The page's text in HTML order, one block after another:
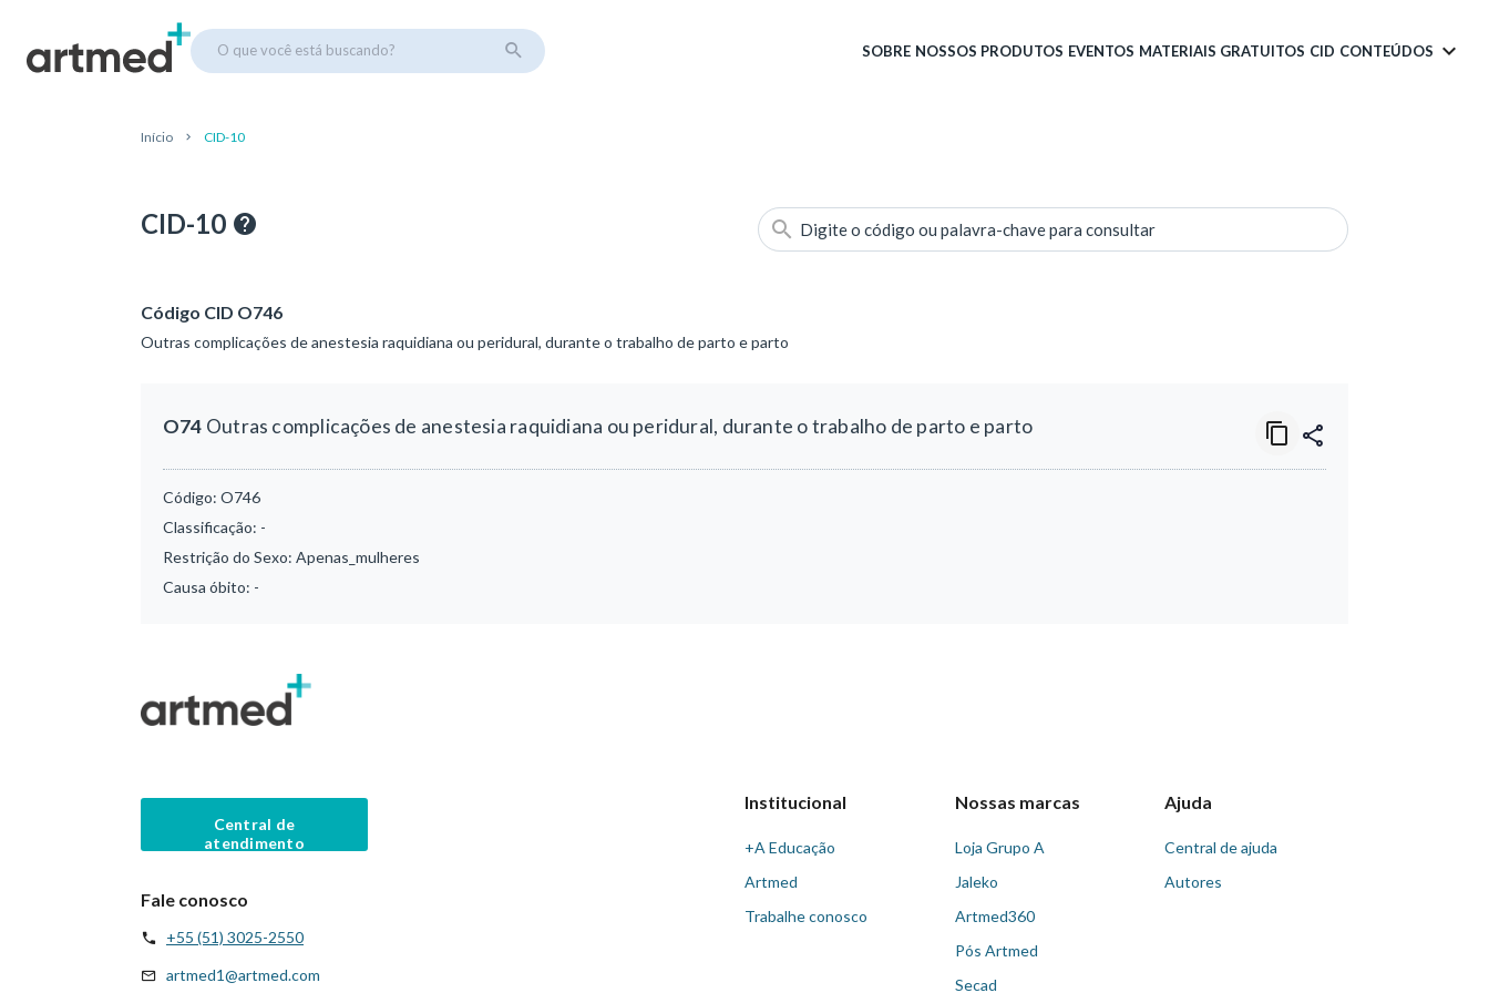
O que você está buscando? SOBRE NOSSOS PRODUTOS EVENTOS MATERIAIS GRATUITOS CID CONTEÚDOS
Início CID-10
CID-10 Digite o código ou palavra-chave para consultar
Código CID O746
Outras complicações de anestesia raquidiana ou peridural, durante o trabalho de parto e parto
O74 Outras complicações de anestesia raquidiana ou peridural, durante o trabalho de parto e parto
Código: O746
Classificação: -
Restrição do Sexo: Apenas_mulheres
Causa óbito: -
Central de
atendimento
Fale conosco
+55 (51) 3025-2550
artmed1@artmed.com
Institucional
+A Educação
Artmed
Trabalhe conosco
Nossas marcas
Loja Grupo A
Jaleko
Artmed360
Pós Artmed
Secad
Ajuda
Central de ajuda
Autores